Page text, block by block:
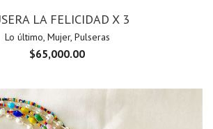
LA FELICIDAD X 3
Lo último, Mujer, Pulseras
$65,000.00